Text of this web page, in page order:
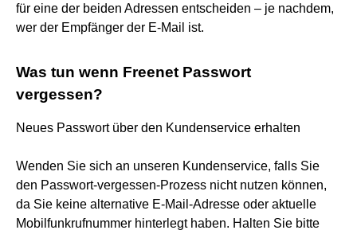
für eine der beiden Adressen entscheiden – je nachdem,
wer der Empfänger der E-Mail ist.
Was tun wenn Freenet Passwort
vergessen?
Neues Passwort über den Kundenservice erhalten
Wenden Sie sich an unseren Kundenservice, falls Sie
den Passwort-vergessen-Prozess nicht nutzen können,
da Sie keine alternative E-Mail-Adresse oder aktuelle
Mobilfunkrufnummer hinterlegt haben. Halten Sie bitte